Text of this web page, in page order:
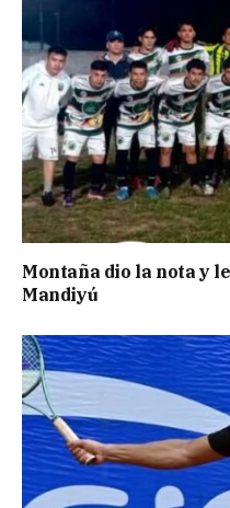
Montaña dio la nota y
Mandiyú